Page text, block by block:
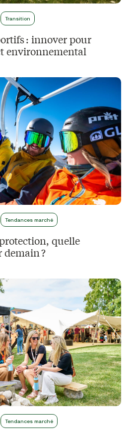
Transition
: innover pour
environnemental
Tendances marché
quelle
?
Tendances marché